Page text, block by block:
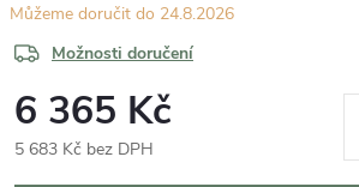
24.8.2026
Možnosti doručení
6 365 Kč
5 683 Kč bez DPH